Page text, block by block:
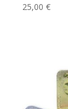
Ocjenjeno
5.00
25,00 €